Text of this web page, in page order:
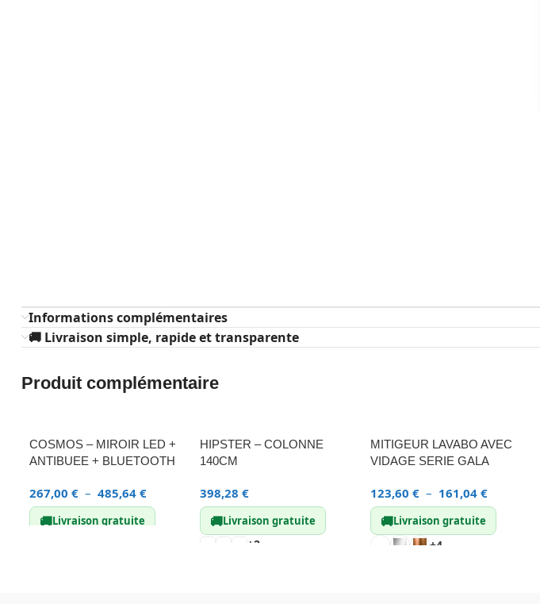
Informations complémentaires
🚚 Livraison simple, rapide et transparente
Produit complémentaire
COSMOS – MIROIR LED +
ANTIBUEE + BLUETOOTH
267,00 € – 485,64 €
🚚Livraison gratuite
HIPSTER – COLONNE
140CM
398,28 €
🚚Livraison gratuite
+2
MITIGEUR LAVABO AVEC
VIDAGE SERIE GALA
123,60 € – 161,04 €
🚚Livraison gratuite
+4